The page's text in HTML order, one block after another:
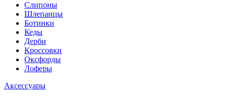
Слипоны
Шлепанцы
Ботинки
Кеды
Дерби
Кроссовки
Оксфорды
Лоферы
Аксессуары